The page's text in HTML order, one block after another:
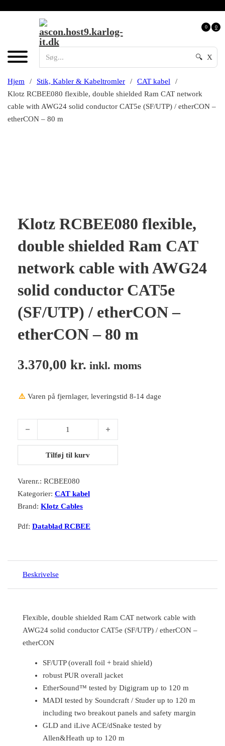
🔍 X
0 0
Hjem / Stik, Kabler & Kabeltromler / CAT kabel
/
Klotz RCBEE080 flexible, double shielded Ram CAT network
cable with AWG24 solid conductor CAT5e (SF/UTP) / etherCON –
etherCON – 80 m
Klotz RCBEE080 flexible,
double shielded Ram CAT
network cable with AWG24
solid conductor CAT5e
(SF/UTP) / etherCON –
etherCON – 80 m
3.370,00 kr. inkl. moms
⚠️ Varen på fjernlager, leveringstid 8-14 dage
Tilføj til kurv
Varenr.: RCBEE080
Kategorier: CAT kabel
Brand: Klotz Cables
Pdf: Datablad RCBEE
Beskrivelse
Flexible, double shielded Ram CAT network cable with
AWG24 solid conductor CAT5e (SF/UTP) / etherCON –
etherCON
SF/UTP (overall foil + braid shield)
robust PUR overall jacket
EtherSound™ tested by Digigram up to 120 m
MADI tested by Soundcraft / Studer up to 120 m
including two breakout panels and safety margin
GLD and iLive ACE/dSnake tested by
Allen&Heath up to 120 m